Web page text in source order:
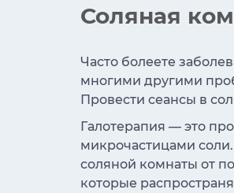
Соляная
Часто болеете
многими другими
Провести сеансы в
Галотерапия — это
микрочастицами
соляной комнаты от
которые